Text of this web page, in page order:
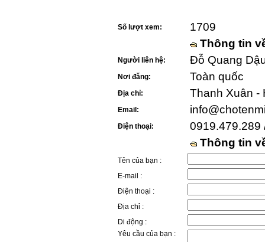
Số lượt xem:
1709
Thông tin
Người liên hệ: Đỗ Quang
Nơi đăng: Toàn quốc
Địa chỉ: Thanh Xuân -
Email:
Điện thoại:
0919.479.289
Thông tin
Tên của bạn :
E-mail :
Điện thoại :
Địa chỉ :
Di động :
Yêu cầu của bạn :